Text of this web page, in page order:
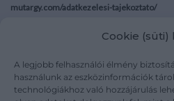
Cookie (süti)
A legjobb felhasználói élmény
használunk az eszközinformációk
technológiákhoz való hozzájárulás
mutargy.com/adatkezelesi-tajekoztato/
Médiaajánlat
Karrier
Kapcsolat